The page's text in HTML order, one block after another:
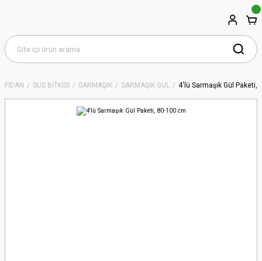
FİDAN SÜS BİTKİSİ SARMAŞIK SARMAŞIK GÜL 4'lü Sarmaşık Gül Paketi,